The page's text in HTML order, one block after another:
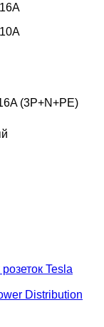
(3P+N+PE)
Tesla
Distribution